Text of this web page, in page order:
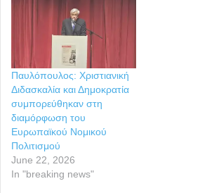
Παυλόπουλος: Χριστιανική
Διδασκαλία και Δημοκρατία
συμπορεύθηκαν στη
διαμόρφωση του
Ευρωπαϊκού Νομικού
Πολιτισμού
June 22, 2026
In "breaking news"